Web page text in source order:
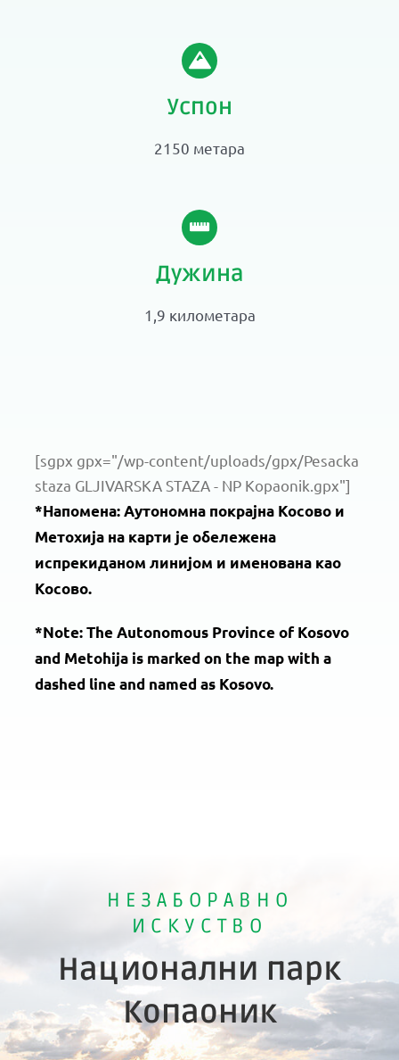
Успон
2150 метара
Дужина
1,9 километара
[sgpx gpx="/wp-content/uploads/gpx/Pesacka
staza GLJIVARSKA STAZA - NP Kopaonik.gpx"]
*Напомена: Аутономна покрајна Косово и
Метохија на карти је обележена
испрекиданом линијом и именована као
Косово.
*Note: The Autonomous Province of Kosovo
and Metohija is marked on the map with a
dashed line and named as Kosovo.
НЕЗАБОРАВНО
ИСКУСТВО
Национални парк
Копаоник